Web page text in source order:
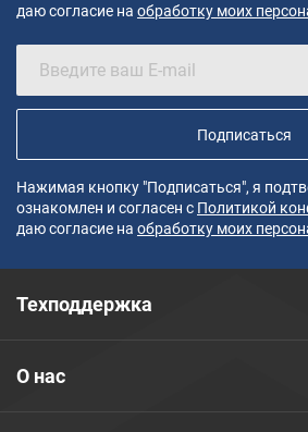
даю согласие на обработку моих
Подписаться
Нажимая кнопку "Подписаться", я
ознакомлен и согласен с Политикой
даю согласие на обработку моих
О нас
Техподдержка